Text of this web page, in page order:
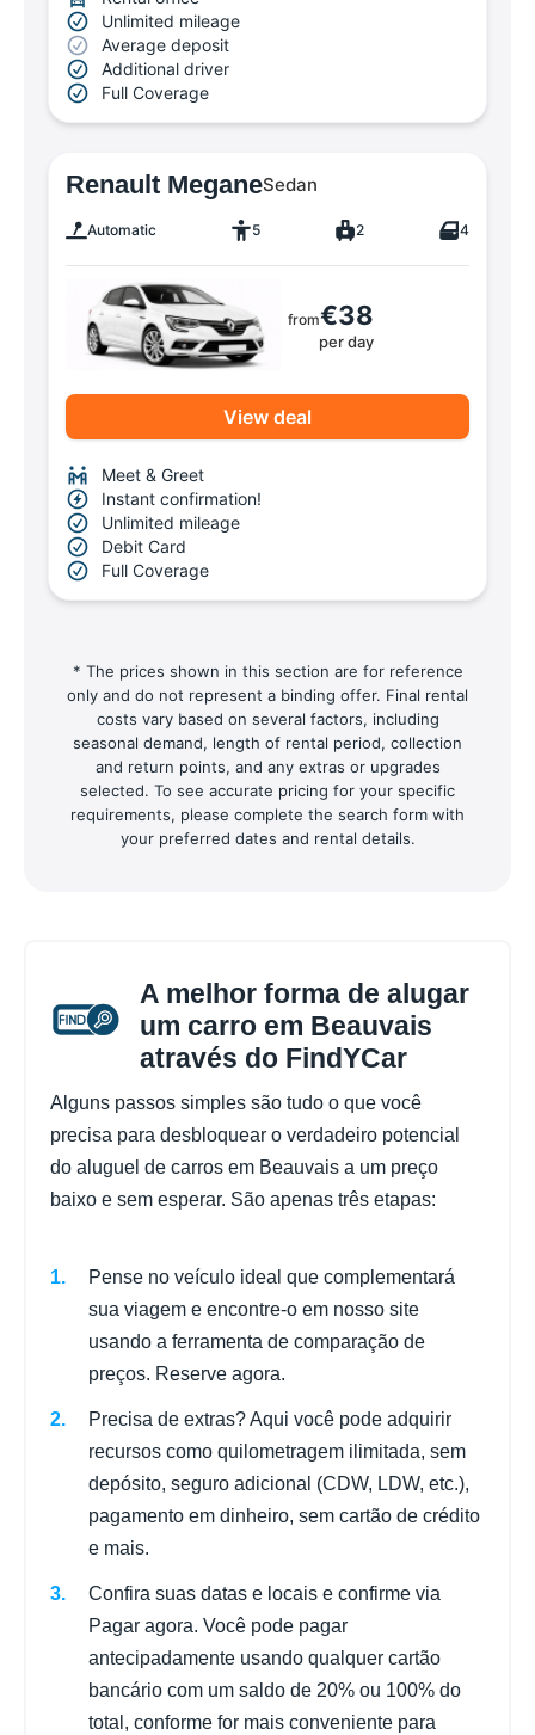
Unlimited mileage
Average deposit
Additional driver
Full Coverage
Renault MeganeSedan
Automatic 5 2 4
from€38
per day
View deal
Meet & Greet
Instant confirmation!
Unlimited mileage
Debit Card
Full Coverage
* The prices shown in this section are for reference
only and do not represent a binding offer. Final rental
costs vary based on several factors, including
seasonal demand, length of rental period, collection
and return points, and any extras or upgrades
selected. To see accurate pricing for your specific
requirements, please complete the search form with
your preferred dates and rental details.
A melhor forma de alugar
um carro em Beauvais
através do FindYCar
Alguns passos simples são tudo o que você
precisa para desbloquear o verdadeiro potencial
do aluguel de carros em Beauvais a um preço
baixo e sem esperar. São apenas três etapas:
Pense no veículo ideal que complementará
sua viagem e encontre-o em nosso site
usando a ferramenta de comparação de
preços. Reserve agora.
Precisa de extras? Aqui você pode adquirir
recursos como quilometragem ilimitada, sem
depósito, seguro adicional (CDW, LDW, etc.),
pagamento em dinheiro, sem cartão de crédito
e mais.
Confira suas datas e locais e confirme via
Pagar agora. Você pode pagar
antecipadamente usando qualquer cartão
bancário com um saldo de 20% ou 100% do
total, conforme for mais conveniente para